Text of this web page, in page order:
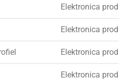
Elektronica
Elektronica
Elektronica
Elektronica